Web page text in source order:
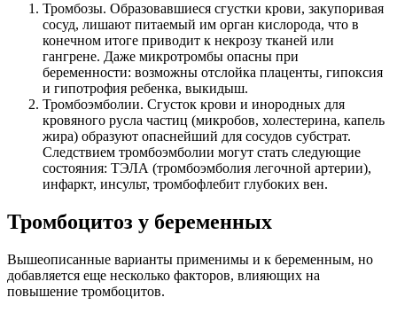
Тромбозы. Образовавшиеся сгустки крови, закупоривая
сосуд, лишают питаемый им орган кислорода, что в
конечном итоге приводит к некрозу тканей или
гангрене. Даже микротромбы опасны при
беременности: возможны отслойка плаценты, гипоксия
и гипотрофия ребенка, выкидыш.
Тромбоэмболии. Сгусток крови и инородных для
кровяного русла частиц (микробов, холестерина, капель
жира) образуют опаснейший для сосудов субстрат.
Следствием тромбоэмболии могут стать следующие
состояния: ТЭЛА (тромбоэмболия легочной артерии),
инфаркт, инсульт, тромбофлебит глубоких вен.
Тромбоцитоз у беременных
Вышеописанные варианты применимы и к беременным, но
добавляется еще несколько факторов, влияющих на
повышение тромбоцитов.